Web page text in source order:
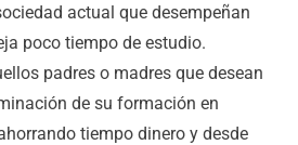
actual que desempeñan
poco tiempo de estudio.
padres o madres que desean
de su formación en
tiempo dinero y desde